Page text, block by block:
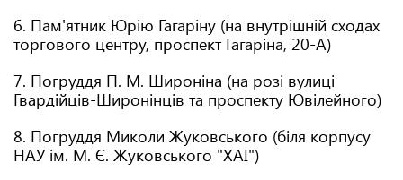
6. Пам'ятник Юрію Гагаріну (на внутрішній сходах
торгового центру, проспект Гагаріна, 20-А)
7. Погруддя П. М. Широніна (на розі вулиці
Гвардійців-Широнінців та проспекту Ювілейного)
8. Погруддя Миколи Жуковського (біля корпусу
НАУ ім. М. Є. Жуковського "ХАІ")